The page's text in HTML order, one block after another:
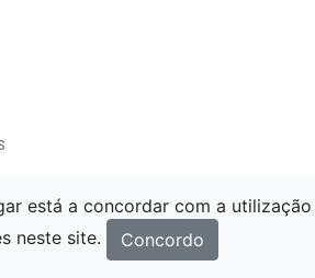
Todos os direitos reservados.
está a concordar com a utilização
neste site.
Concordo